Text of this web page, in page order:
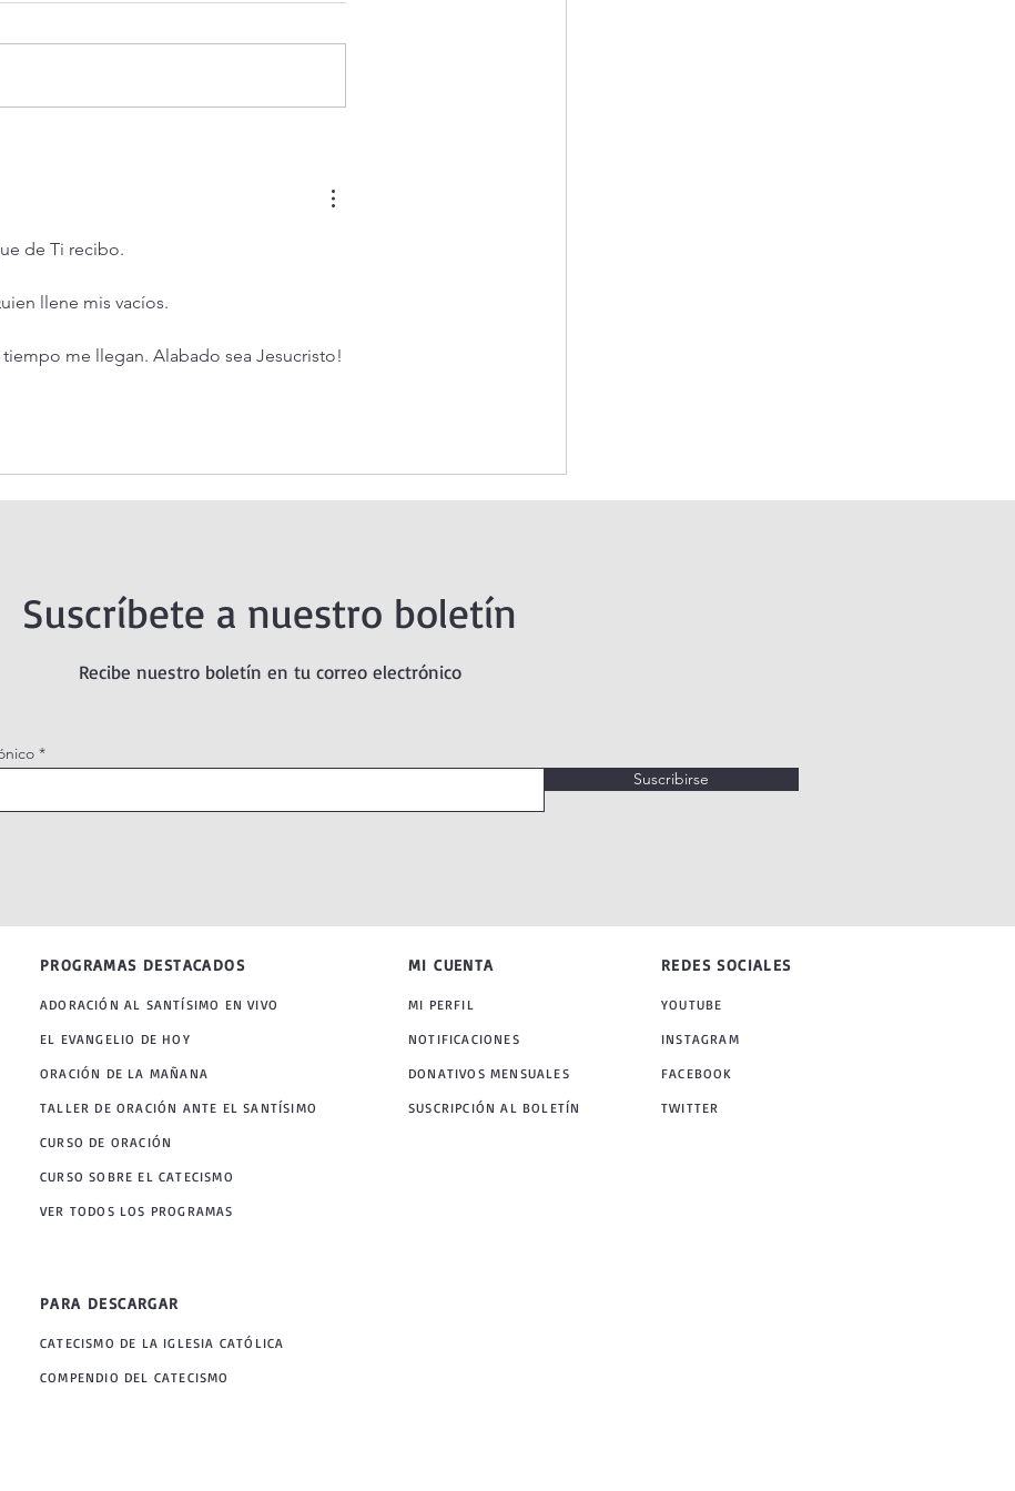
elevado sobre la tierra, atraeré
a todos.
de Ti recibo.
llene mis vacíos.
me llegan. Alabado sea Jesucristo!
Suscríbete a nuestro boletín
Recibe nuestro boletín en tu correo electrónico
Suscribirse
PROGRAMAS DESTACADOS
ADORACIÓN AL SANTÍSIMO EN VIVO
EL EVANGELIO DE HOY
ORACIÓN DE LA MAÑANA
TALLER DE ORACIÓN ANTE EL SANTÍSIMO
MI CUENTA
MI PERFIL
NOTIFICACIONES
DONATIVOS MENSUALES
SUSCRIPCIÓN AL BOLETÍN
REDES SOCIALES
YOUTUBE
INSTAGRAM
FACEBOOK
TWITTER
CURSO DE ORACIÓN
CURSO SOBRE EL CATECISMO
VER TODOS LOS PROGRAMAS
PARA DESCARGAR
CATECISMO DE LA IGLESIA CATÓLICA
COMPENDIO DEL CATECISMO